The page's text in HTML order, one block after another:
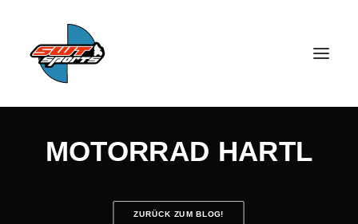
MOTORRAD HARTL
ZURÜCK ZUM BLOG!